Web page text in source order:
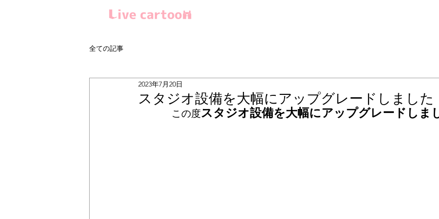
全ての記事
スタジオ設備を大幅にアップグレードしました
2023年7月20日
この度スタジオ設備を大幅にアップグレードしま